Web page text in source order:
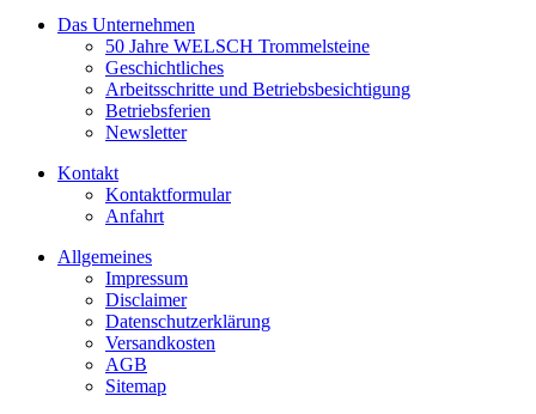
Das Unternehmen
50 Jahre WELSCH Trommelsteine
Geschichtliches
Arbeitsschritte und Betriebsbesichtigung
Betriebsferien
Newsletter
Kontakt
Kontaktformular
Anfahrt
Allgemeines
Impressum
Disclaimer
Datenschutzerklärung
Versandkosten
AGB
Sitemap